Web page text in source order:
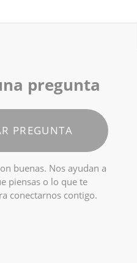
pregunta
PREGUNTA
buenas. Nos ayudan a
piensas o lo que te
conectarnos contigo.